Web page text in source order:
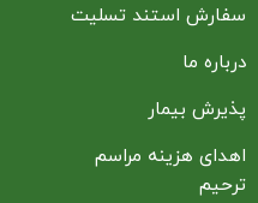
سفارش استند تسلیت
درباره ما
پذیرش بیمار
اهدای هزینه مراسم
ترحیم